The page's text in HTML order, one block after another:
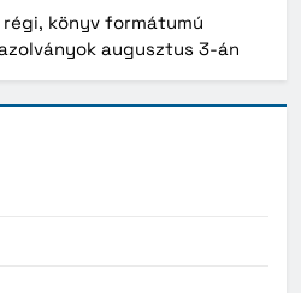
könyv formátumú
augusztus 3-án